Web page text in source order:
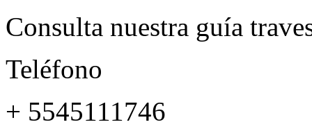
Consulta nuestra guía
Teléfono
+ 5545111746